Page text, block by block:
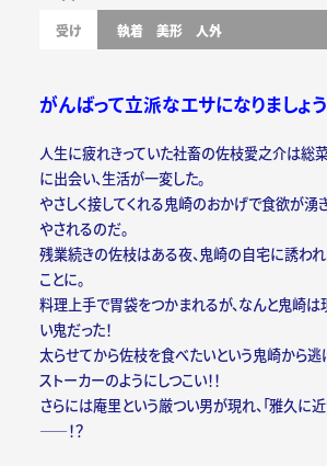
受け 執着 美形 人外
がんばって立派なエサになりましょ
人生に疲れきっていた社畜の佐枝愛之介は総
に出会い、生活が一変した。
やさしく接してくれる鬼崎のおかげで食欲が湧
やされるのだ。
残業続きの佐枝はある夜、鬼崎の自宅に誘われ
ことに。
料理上手で胃袋をつかまれるが、なんと鬼崎
い鬼だった！
太らせてから佐枝を食べたいという鬼崎から逃
ストーカーのようにしつこい！！
さらには庵里という厳つい男が現れ、「雅久に近
――！？